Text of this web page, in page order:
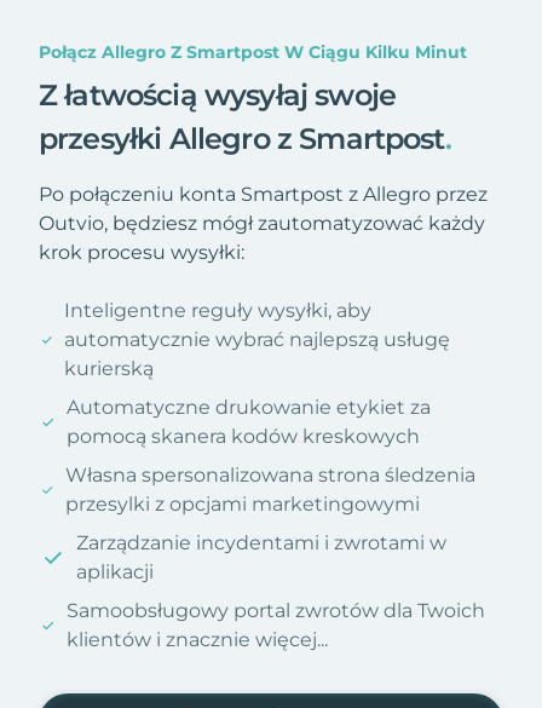
Połącz Allegro Z Smartpost W Ciągu Kilku Minut
Z łatwością wysyłaj swoje
przesyłki Allegro z Smartpost.
Po połączeniu konta Smartpost z Allegro przez
Outvio, będziesz mógł zautomatyzować każdy
krok procesu wysyłki:
Inteligentne reguły wysyłki, aby
automatycznie wybrać najlepszą usługę
kurierską
Automatyczne drukowanie etykiet za
pomocą skanera kodów kreskowych
Własna spersonalizowana strona śledzenia
przesylki z opcjami marketingowymi
Zarządzanie incydentami i zwrotami w
aplikacji
Samoobsługowy portal zwrotów dla Twoich
klientów i znacznie więcej...